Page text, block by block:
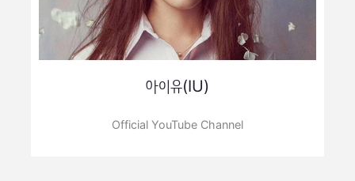
아이유(IU)
Official YouTube Channel